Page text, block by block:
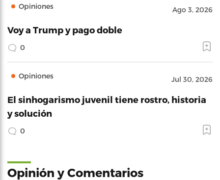
Opiniones Ago 3, 2026
Voy a Trump y pago doble
0
Opiniones Jul 30, 2026
El sinhogarismo juvenil tiene rostro, historia
y solución
0
Opinión y Comentarios